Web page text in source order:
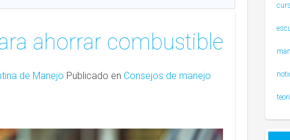
ahorrar combustible
de Manejo Publicado en Consejos de manejo